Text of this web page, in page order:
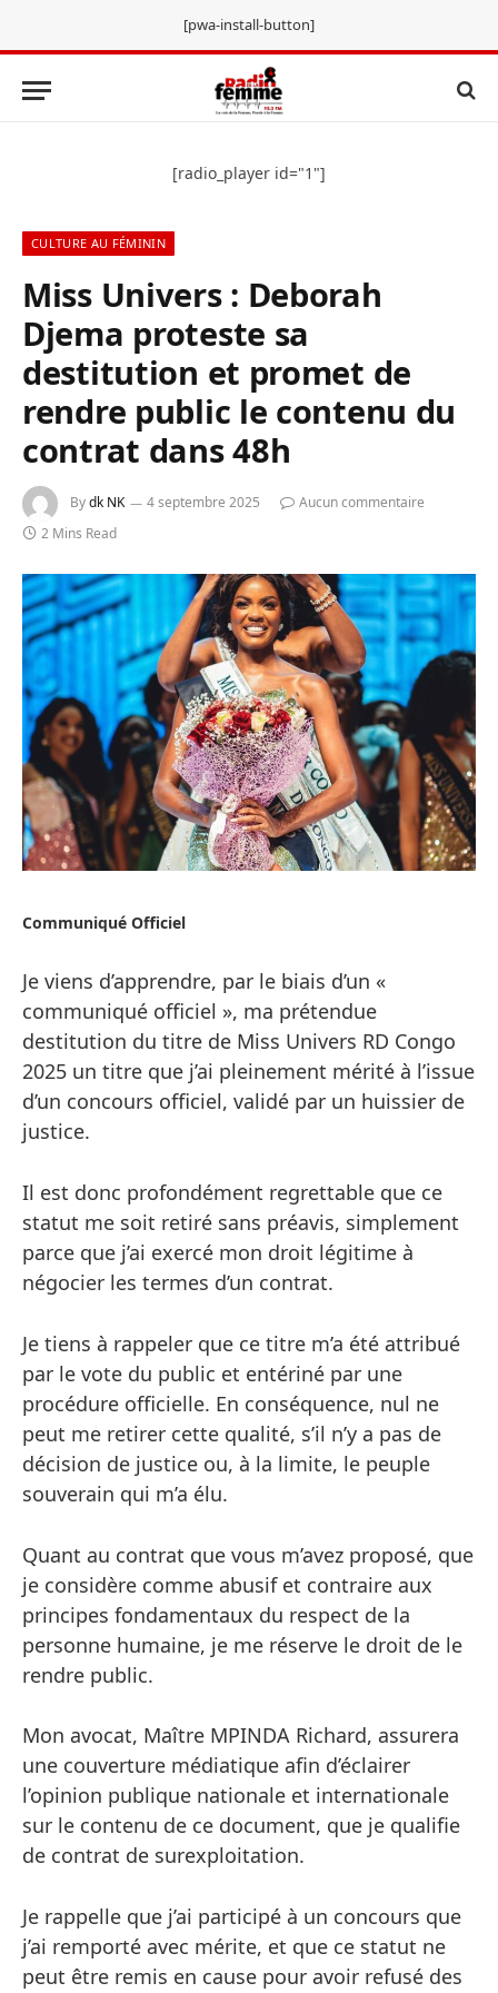
[pwa-install-button]
[radio_player id="1"]
CULTURE AU FÉMININ
Miss Univers : Deborah
Djema proteste sa
destitution et promet de
rendre public le contenu du
contrat dans 48h
Bydk NK 4 septembre 2025
Aucun commentaire
2 Mins Read
Communiqué Officiel
Je viens d’apprendre, par le biais d’un «
communiqué officiel », ma prétendue
destitution du titre de Miss Univers RD Congo
2025 un titre que j’ai pleinement mérité à l’issue
d’un concours officiel, validé par un huissier de
justice.
Il est donc profondément regrettable que ce
statut me soit retiré sans préavis, simplement
parce que j’ai exercé mon droit légitime à
négocier les termes d’un contrat.
Je tiens à rappeler que ce titre m’a été attribué
par le vote du public et entériné par une
procédure officielle. En conséquence, nul ne
peut me retirer cette qualité, s’il n’y a pas de
décision de justice ou, à la limite, le peuple
souverain qui m’a élu.
Quant au contrat que vous m’avez proposé, que
je considère comme abusif et contraire aux
principes fondamentaux du respect de la
personne humaine, je me réserve le droit de le
rendre public.
Mon avocat, Maître MPINDA Richard, assurera
une couverture médiatique afin d’éclairer
l’opinion publique nationale et internationale
sur le contenu de ce document, que je qualifie
de contrat de surexploitation.
Je rappelle que j’ai participé à un concours que
j’ai remporté avec mérite, et que ce statut ne
peut être remis en cause pour avoir refusé des